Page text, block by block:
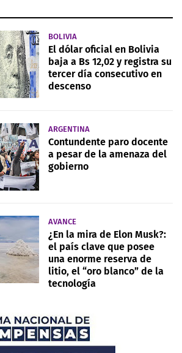
BOLIVIA
El dólar oficial en Bolivia
baja a Bs 12,02 y registra su
tercer día consecutivo en
descenso
ARGENTINA
Contundente paro docente
a pesar de la amenaza del
gobierno
AVANCE
¿En la mira de Elon Musk?:
el país clave que posee
una enorme reserva de
litio, el “oro blanco” de la
tecnología